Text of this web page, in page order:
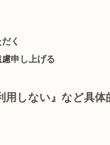
く
申し上げる
用しない』など具体